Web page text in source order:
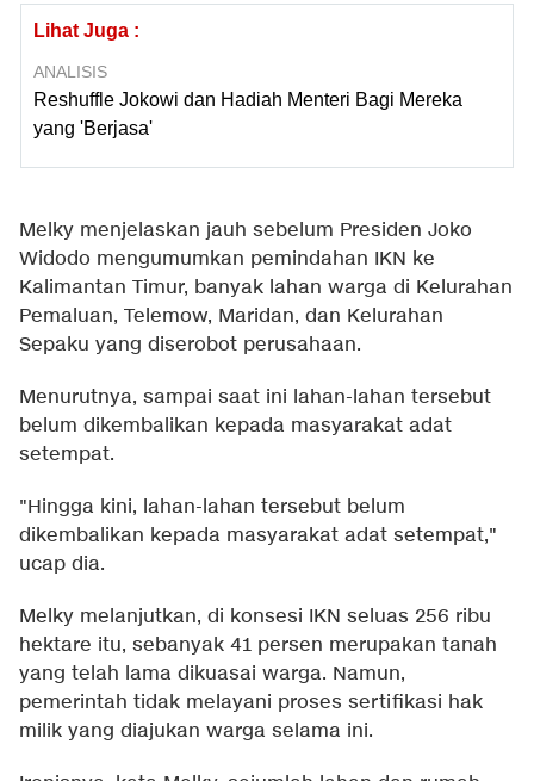
Lihat Juga :
ANALISIS
Reshuffle Jokowi dan Hadiah Menteri Bagi Mereka
yang 'Berjasa'
Melky menjelaskan jauh sebelum Presiden Joko
Widodo mengumumkan pemindahan IKN ke
Kalimantan Timur, banyak lahan warga di Kelurahan
Pemaluan, Telemow, Maridan, dan Kelurahan
Sepaku yang diserobot perusahaan.
Menurutnya, sampai saat ini lahan-lahan tersebut
belum dikembalikan kepada masyarakat adat
setempat.
"Hingga kini, lahan-lahan tersebut belum
dikembalikan kepada masyarakat adat setempat,"
ucap dia.
Melky melanjutkan, di konsesi IKN seluas 256 ribu
hektare itu, sebanyak 41 persen merupakan tanah
yang telah lama dikuasai warga. Namun,
pemerintah tidak melayani proses sertifikasi hak
milik yang diajukan warga selama ini.